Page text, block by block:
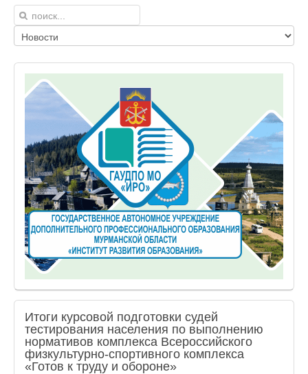
Итоги курсовой подготовки судей
тестирования населения по выполнению
нормативов комплекса Всероссийского
физкультурно-спортивного комплекса
«Готов к труду и обороне»